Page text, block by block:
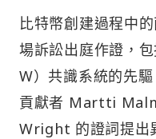
比特幣創建過程中
場訴訟出庭作證，
W）共識系統的先
貢獻者 Martti
Wright 的證詞提出